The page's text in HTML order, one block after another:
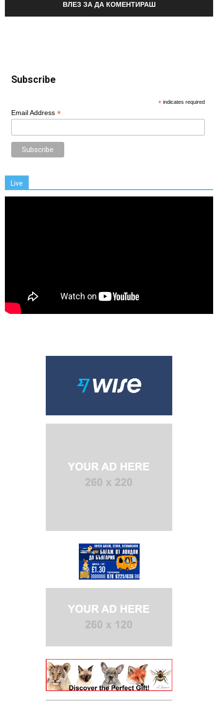
ВЛЕЗ ЗА ДА КОМЕНТИРАШ
Subscribe
* indicates required
Email Address *
Live